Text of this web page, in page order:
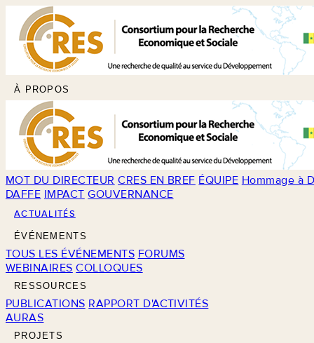
À PROPOS
MOT DU DIRECTEUR CRES EN BREF ÉQUIPE Hommage à
DAFFE IMPACT GOUVERNANCE
ACTUALITÉS
ÉVÉNEMENTS
TOUS LES ÉVÉNEMENTS FORUMS
WEBINAIRES COLLOQUES
RESSOURCES
PUBLICATIONS RAPPORT D'ACTIVITÉS
AURAS
PROJETS